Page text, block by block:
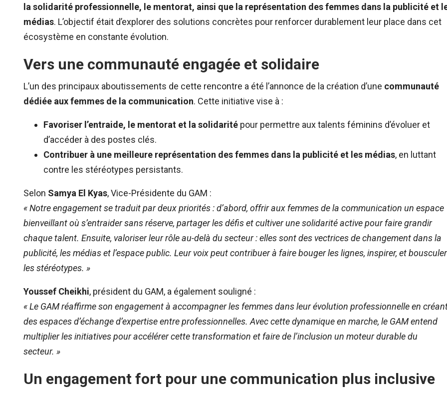
la solidarité professionnelle, le mentorat, ainsi que la représentation des femmes dans la publicité et
médias. L’objectif était d’explorer des solutions concrètes pour renforcer durablement leur place dans cet
écosystème en constante évolution.
Vers une communauté engagée et solidaire
L’un des principaux aboutissements de cette rencontre a été l’annonce de la création d’une communauté
dédiée aux femmes de la communication. Cette initiative vise à :
Favoriser l’entraide, le mentorat et la solidarité pour permettre aux talents féminins d’évoluer et
d’accéder à des postes clés.
Contribuer à une meilleure représentation des femmes dans la publicité et les médias, en luttant
contre les stéréotypes persistants.
Selon Samya El Kyas, Vice-Présidente du GAM :
« Notre engagement se traduit par deux priorités : d’abord, offrir aux femmes de la communication un espace
bienveillant où s’entraider sans réserve, partager les défis et cultiver une solidarité active pour faire grandir
chaque talent. Ensuite, valoriser leur rôle au-delà du secteur : elles sont des vectrices de changement dans la
publicité, les médias et l’espace public. Leur voix peut contribuer à faire bouger les lignes, inspirer, et bousculer
les stéréotypes. »
Youssef Cheikhi, président du GAM, a également souligné :
« Le GAM réaffirme son engagement à accompagner les femmes dans leur évolution professionnelle en
des espaces d’échange d’expertise entre professionnelles. Avec cette dynamique en marche, le GAM entend
multiplier les initiatives pour accélérer cette transformation et faire de l’inclusion un moteur durable du
secteur. »
Un engagement fort pour une communication plus inclusive